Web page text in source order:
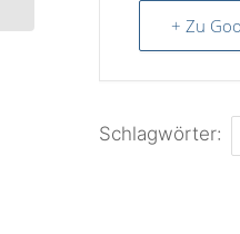
+ Zu
Schlagwörter: